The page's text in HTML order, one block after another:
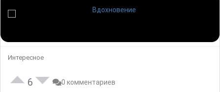
Интересное
6 0 комментариев